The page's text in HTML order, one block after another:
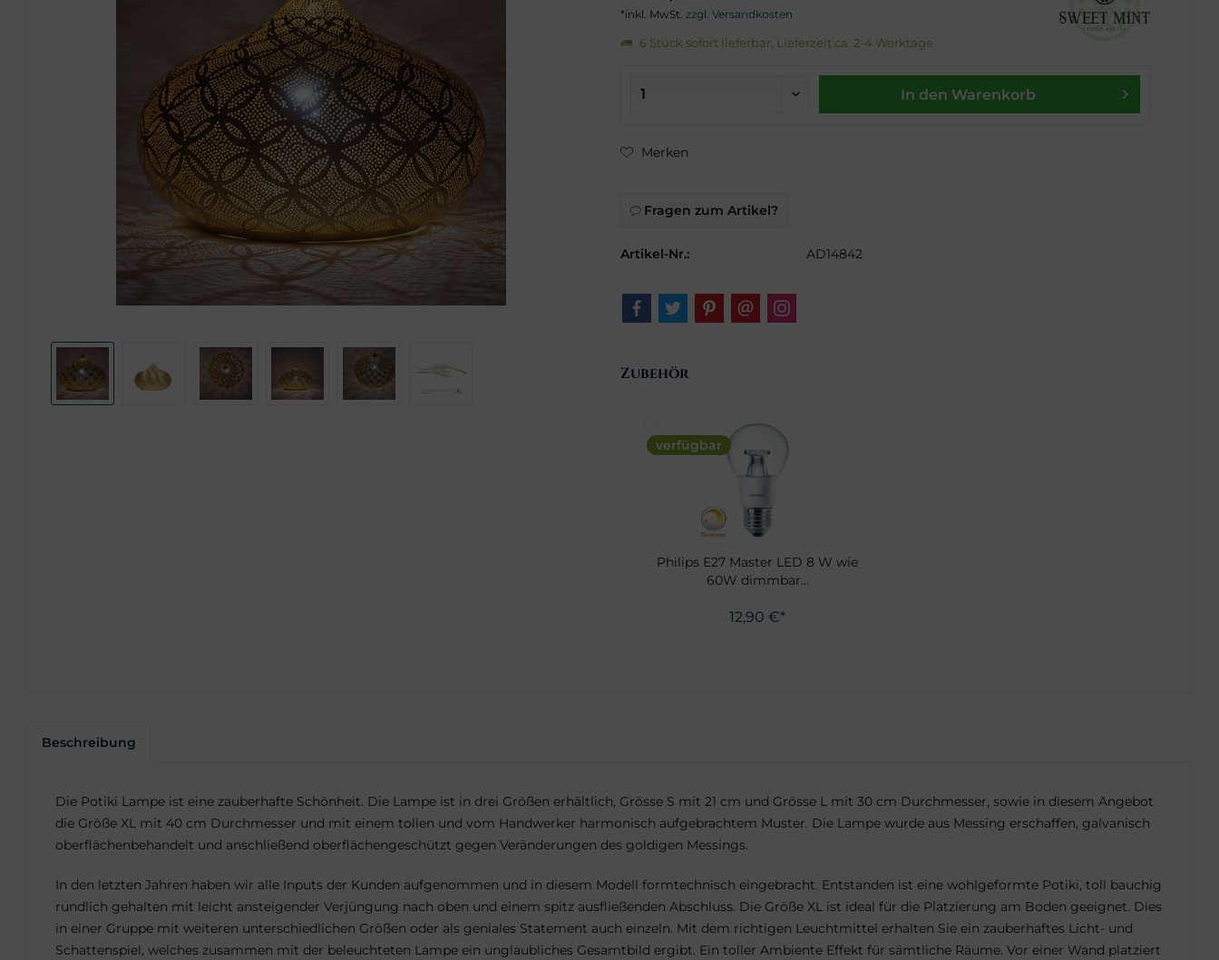
*inkl. MwSt.zzgl. Versandkosten
6 Stück sofort lieferbar, Lieferzeit ca. 2-4 Werktage
In den Warenkorb
Merken
Fragen zum Artikel?
Artikel-Nr.: AD14842
Zubehör
verfügbar
Philips E27 Master LED 8 W wie
60W dimmbar...
12,90 €*
Beschreibung
Die Potiki Lampe ist eine zauberhafte Schönheit. Die Lampe ist in drei Größen erhältlich, Grösse S mit 21 cm und Grösse L mit 30 cm Durchmesser, sowie in diesem Angebot
die Größe XL mit 40 cm Durchmesser und mit einem tollen und vom Handwerker harmonisch aufgebrachtem Muster. Die Lampe wurde aus Messing erschaffen, galvanisch
oberflächenbehandelt und anschließend oberflächengeschützt gegen Veränderungen des goldigen Messings.
In den letzten Jahren haben wir alle Inputs der Kunden aufgenommen und in diesem Modell formtechnisch eingebracht. Entstanden ist eine wohlgeformte Potiki, toll bauchig
rundlich gehalten mit leicht ansteigender Verjüngung nach oben und einem spitz ausfließenden Abschluss. Die Größe XL ist ideal für die Platzierung am Boden geeignet. Dies
in einer Gruppe mit weiteren unterschiedlichen Größen oder als geniales Statement auch einzeln. Mit dem richtigen Leuchtmittel erhalten Sie ein zauberhaftes Licht- und
Schattenspiel, welches zusammen mit der beleuchteten Lampe ein unglaubliches Gesamtbild ergibt. Ein toller Ambiente Effekt für sämtliche Räume. Vor einer Wand platziert